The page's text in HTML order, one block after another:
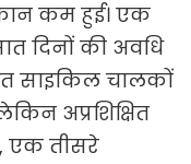
कम हुई। एक
दिनों की अवधि
साइकिल चालकों
अप्रशिक्षित
एक तीसरे